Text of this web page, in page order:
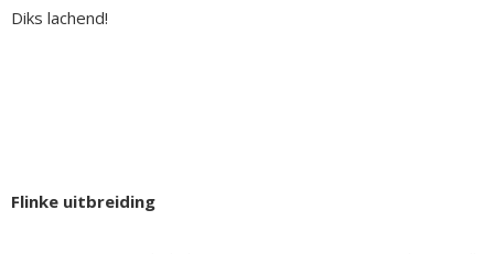
Diks lachend!
Flinke uitbreiding